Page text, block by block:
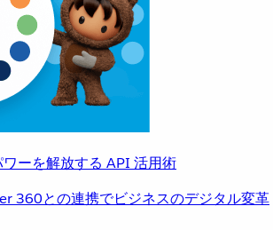
ーを解放する API 活用術
360との連携でビジネスのデジタル変革